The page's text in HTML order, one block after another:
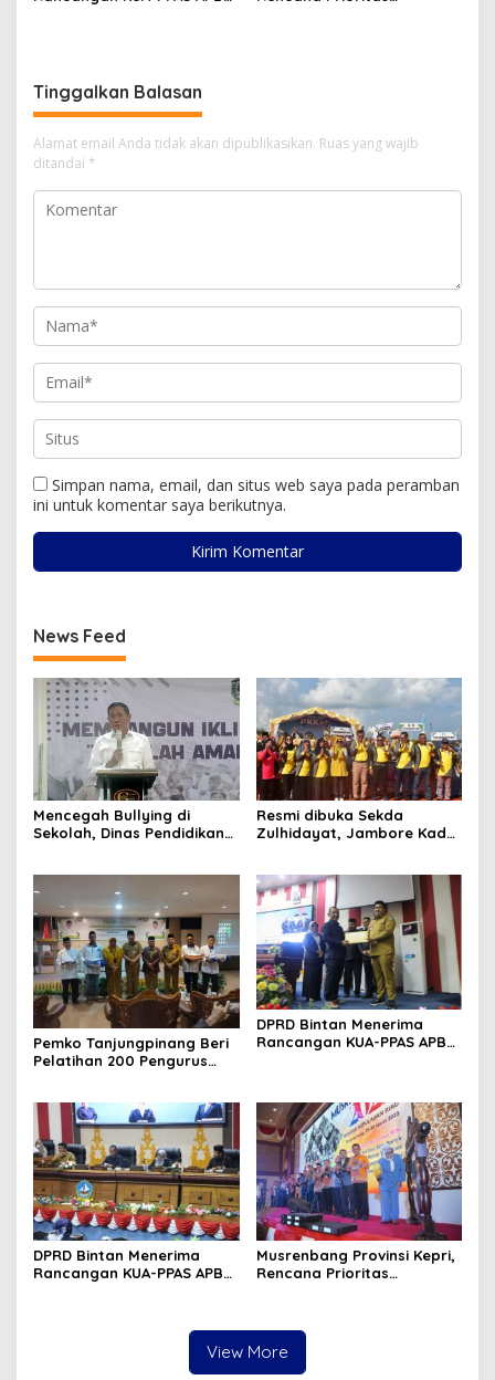
Tinggalkan Balasan
Alamat email Anda tidak akan dipublikasikan. Ruas yang wajib
ditandai *
Simpan nama, email, dan situs web saya pada peramban
ini untuk komentar saya berikutnya.
News Feed
Mencegah Bullying di
Sekolah, Dinas Pendidikan
Resmi dibuka Sekda
Zulhidayat, Jambore Kader
berlangsung Meriah
Pemko Tanjungpinang Beri
Pelatihan 200 Pengurus
DPRD Bintan Menerima
Rancangan KUA-PPAS APBD
DPRD Bintan Menerima
Rancangan KUA-PPAS APBD
Musrenbang Provinsi Kepri,
Rencana Prioritas
View More